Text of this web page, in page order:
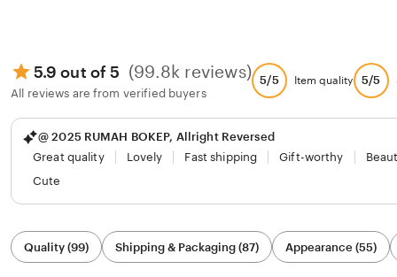
5.9 out of 5 (99.8k reviews)
All reviews are from verified buyers
5/5 Item quality 5/5
@ 2025 RUMAH BOKEP, Allright Reversed
Great quality
Lovely Fast shipping Gift-worthy
Cute
Filter
by
category
Quality (99) Shipping & Packaging (87) Appearance (55)